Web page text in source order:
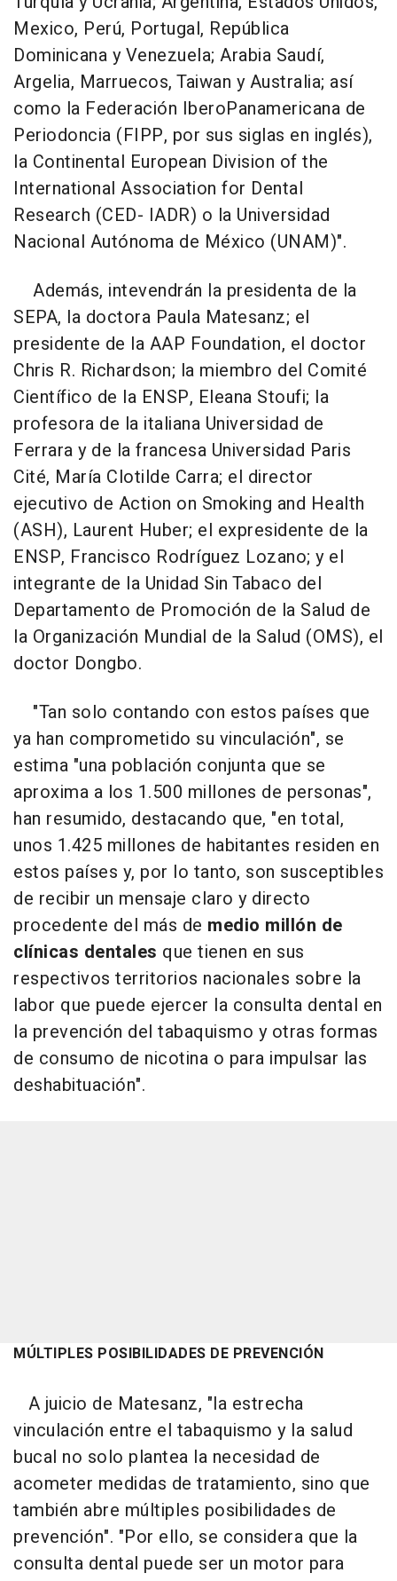
Mexico, Perú, Portugal, República
Dominicana y Venezuela; Arabia Saudí,
Argelia, Marruecos, Taiwan y Australia; así
como la Federación IberoPanamericana de
Periodoncia (FIPP, por sus siglas en inglés),
la Continental European Division of the
International Association for Dental
Research (CED- IADR) o la Universidad
Nacional Autónoma de México (UNAM)".
Además, intevendrán la presidenta de la
SEPA, la doctora Paula Matesanz; el
presidente de la AAP Foundation, el doctor
Chris R. Richardson; la miembro del Comité
Científico de la ENSP, Eleana Stoufi; la
profesora de la italiana Universidad de
Ferrara y de la francesa Universidad Paris
Cité, María Clotilde Carra; el director
ejecutivo de Action on Smoking and Health
(ASH), Laurent Huber; el expresidente de la
ENSP, Francisco Rodríguez Lozano; y el
integrante de la Unidad Sin Tabaco del
Departamento de Promoción de la Salud de
la Organización Mundial de la Salud (OMS), el
doctor Dongbo.
"Tan solo contando con estos países que
ya han comprometido su vinculación", se
estima "una población conjunta que se
aproxima a los 1.500 millones de personas",
han resumido, destacando que, "en total,
unos 1.425 millones de habitantes residen en
estos países y, por lo tanto, son susceptibles
de recibir un mensaje claro y directo
procedente del más de medio millón de
clínicas dentales que tienen en sus
respectivos territorios nacionales sobre la
labor que puede ejercer la consulta dental en
la prevención del tabaquismo y otras formas
de consumo de nicotina o para impulsar las
deshabituación".
MÚLTIPLES POSIBILIDADES DE PREVENCIÓN
A juicio de Matesanz, "la estrecha
vinculación entre el tabaquismo y la salud
bucal no solo plantea la necesidad de
acometer medidas de tratamiento, sino que
también abre múltiples posibilidades de
prevención". "Por ello, se considera que la
consulta dental puede ser un motor para